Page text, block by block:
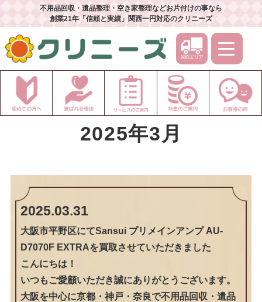
不用品回収・遺品整理・空き家整理などお片付けの事なら
創業21年「信頼と実績」関西一円対応のクリニーズ
2025年3月
2025.03.31
大阪市平野区にてSansui プリメインアンプ AU-
D7070F EXTRAを買取させていただきました
こんにちは！
いつもご愛顧いただき誠にありがとうございます。
大阪を中心に京都・神戸・奈良で不用品回収・遺品